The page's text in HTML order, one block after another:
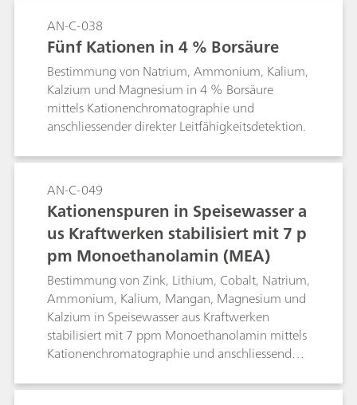
AN-C-038
Fünf Kationen in 4 % Borsäure
Bestimmung von Natrium, Ammonium, Kalium,
Kalzium und Magnesium in 4 % Borsäure
mittels Kationenchromatographie und
anschliessender direkter Leitfähigkeitsdetektion.
AN-C-049
Kationenspuren in Speisewasser a
us Kraftwerken stabilisiert mit 7 p
pm Monoethanolamin (MEA)
Bestimmung von Zink, Lithium, Cobalt, Natrium,
Ammonium, Kalium, Mangan, Magnesium und
Kalzium in Speisewasser aus Kraftwerken
stabilisiert mit 7 ppm Monoethanolamin mittels
Kationenchromatographie und anschliessender